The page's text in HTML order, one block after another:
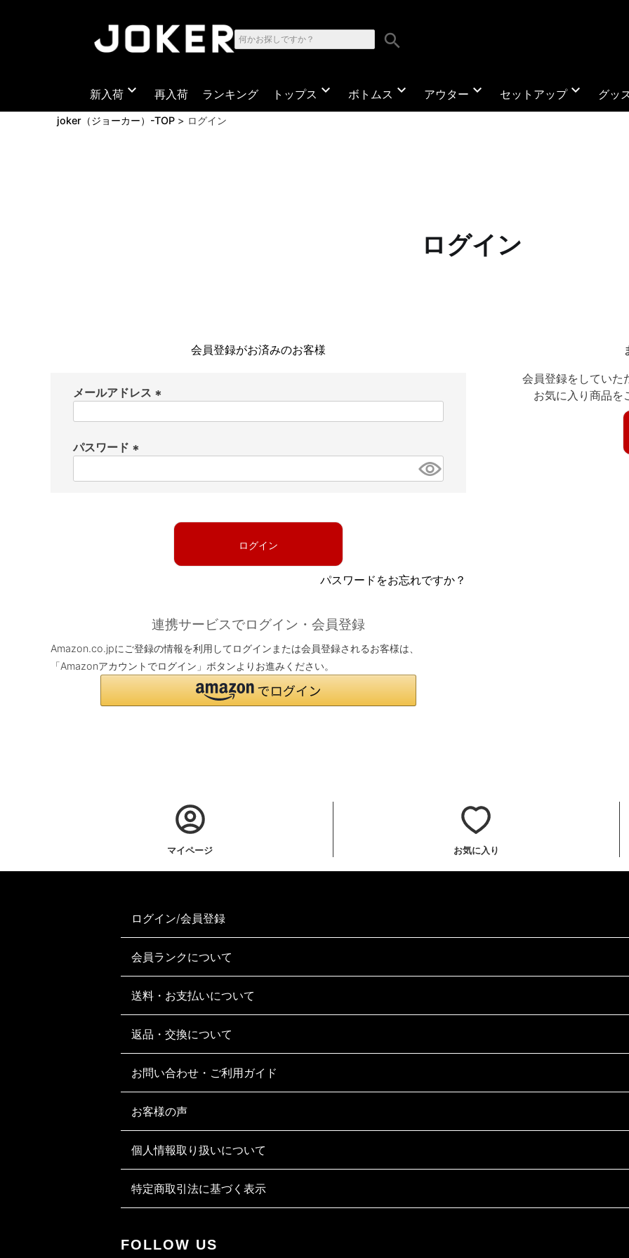
search
新入荷 expand_more 再入荷 ランキング トップス expand_more ボトムス expand_more アウター expand_more セットアップexpand_more グッ
joker（ジョーカー）-TOP ログイン
ログイン
会員登録がお済みのお客様
メールアドレス
パスワード
必
ログイン
パスワードをお忘れですか？
連携サービスでログイン・会員登録
Amazon.co.jpにご登録の情報を利用してログインまたは会員登録されるお客様は、
「Amazonアカウントでログイン」ボタンよりお進みください。
会員登録をしていた
お気に入り商品を
マイページ お気に入り
ログイン/会員登録
会員ランクについて
送料・お支払いについて
返品・交換について
お問い合わせ・ご利用ガイド
お客様の声
個人情報取り扱いについて
特定商取引法に基づく表示
FOLLOW US